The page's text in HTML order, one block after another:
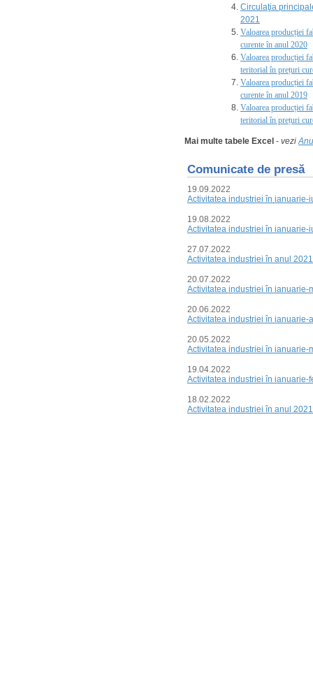
Circulaţia
2021
Valoarea producției
curente în anul 2020
Valoarea producției
teritorial în prețuri
Valoarea producției
curente în anul 2019
Valoarea producției
teritorial în prețuri
Mai multe tabele Excel - vezi
Comunicate de presă
19.09.2022
Activitatea industriei în ianuarie-
19.08.2022
Activitatea industriei în ianuarie-
27.07.2022
Activitatea industriei în anul 2021
20.07.2022
Activitatea industriei în ianuarie-
20.06.2022
Activitatea industriei în ianuarie-
20.05.2022
Activitatea industriei în ianuarie-
19.04.2022
Activitatea industriei în ianuarie-
18.02.2022
Activitatea industriei în anul 2021